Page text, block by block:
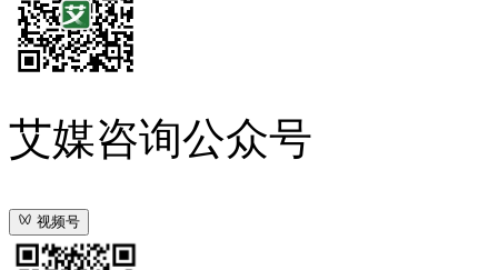
艾媒咨询公众号
视频号